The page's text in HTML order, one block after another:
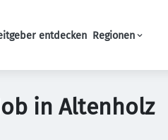
Navigation
entdecken Regionen
in Altenholz